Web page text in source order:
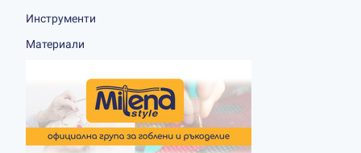
Инструменти
Материали